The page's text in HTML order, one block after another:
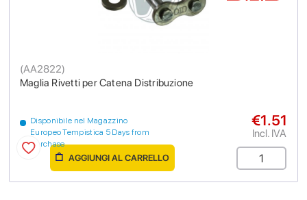
Maglia Rivetti per Catena Distribuzione
(AA2822)
Disponibile nel Magazzino
Europeo Tempistica 5 Days from
purchase
€1.51
Incl. IVA
AGGIUNGI AL CARRELLO